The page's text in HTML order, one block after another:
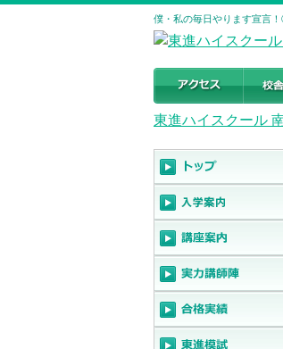
僕・私の毎日やります宣言
東進ハイスクール